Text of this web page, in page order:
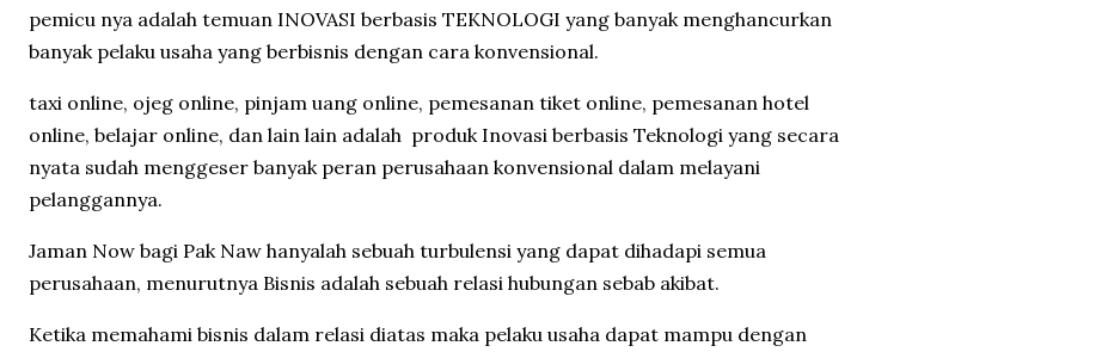
pemicu nya adalah temuan INOVASI berbasis TEKNOLOGI yang banyak menghancurkan
banyak pelaku usaha yang berbisnis dengan cara konvensional.
taxi online, ojeg online, pinjam uang online, pemesanan tiket online, pemesanan hotel
online, belajar online, dan lain lain adalah produk Inovasi berbasis Teknologi yang secara
nyata sudah menggeser banyak peran perusahaan konvensional dalam melayani
pelanggannya.
Jaman Now bagi Pak Naw hanyalah sebuah turbulensi yang dapat dihadapi semua
perusahaan, menurutnya Bisnis adalah sebuah relasi hubungan sebab akibat.
Ketika memahami bisnis dalam relasi diatas maka pelaku usaha dapat mampu dengan